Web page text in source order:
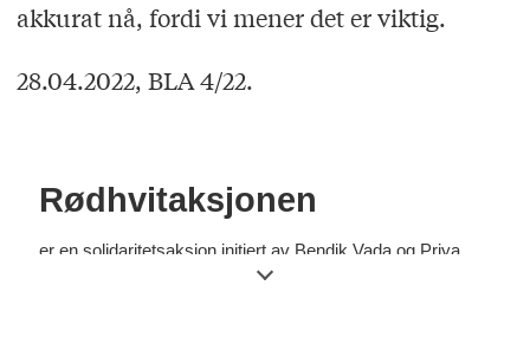
akkurat nå, fordi vi mener det er viktig.
28.04.2022, BLA 4/22.
Rødhvitaksjonen
er en solidaritetsaksjon initiert av Bendik Vada og Priya